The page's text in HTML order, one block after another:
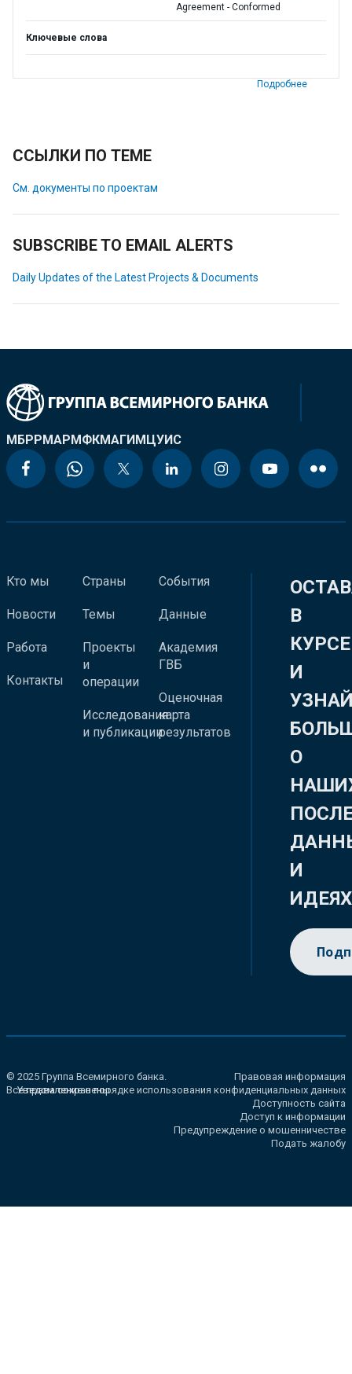
Agreement - Conformed
Ключевые слова
Подробнее
ССЫЛКИ ПО ТЕМЕ
См. документы по проектам
SUBSCRIBE TO EMAIL ALERTS
Daily Updates of the Latest Projects & Documents
МБРРМАРМФКМАГИМЦУИС
Кто мы
Новости
Работа
Контакты
Страны
Темы
Проекты
и
операции
Исследования
и публикации
События
Данные
Академия
ГВБ
Оценочная
карта
результатов
В
КУРСЕ
И
О
И
ИДЕЯХ
© 2025 Группа Всемирного банка.
Все права сохранены.
Правовая информация
Уведомление о порядке использования конфиденциальных данных
Доступность сайта
Доступ к информации
Предупреждение о мошенничестве
Подать жалобу